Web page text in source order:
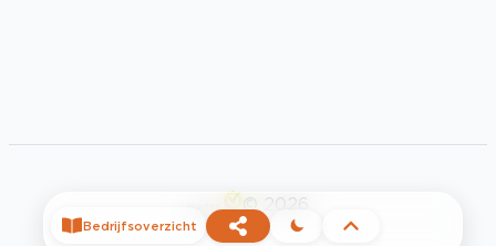
© 2026
Bedrijfsoverzicht